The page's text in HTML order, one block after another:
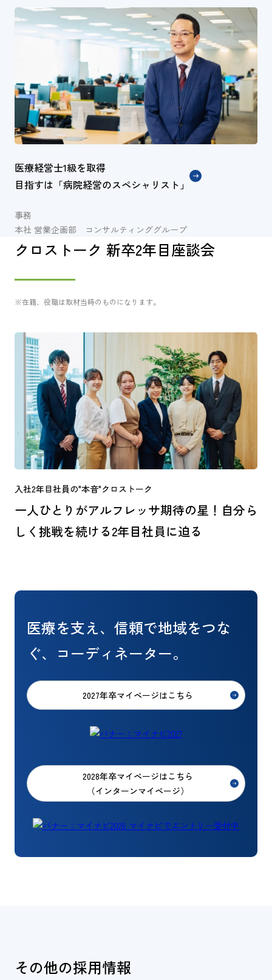
医療経営士1級を取得
目指すは「病院経営のスペシャリスト」
事務
本社 営業企画部 コンサルティンググループ
クロストーク 新卒2年目座談会
※在籍、役職は取材当時のものになります。
入社2年目社員の"本音"クロストーク
一人ひとりがアルフレッサ期待の星！ 自分ら
しく挑戦を続ける2年目社員に迫る
医療を支え、信頼で地域をつな
ぐ、コーディネーター。
2027年卒マイページはこちら
2028年卒マイページはこちら
（インターンマイページ）
その他の採用情報